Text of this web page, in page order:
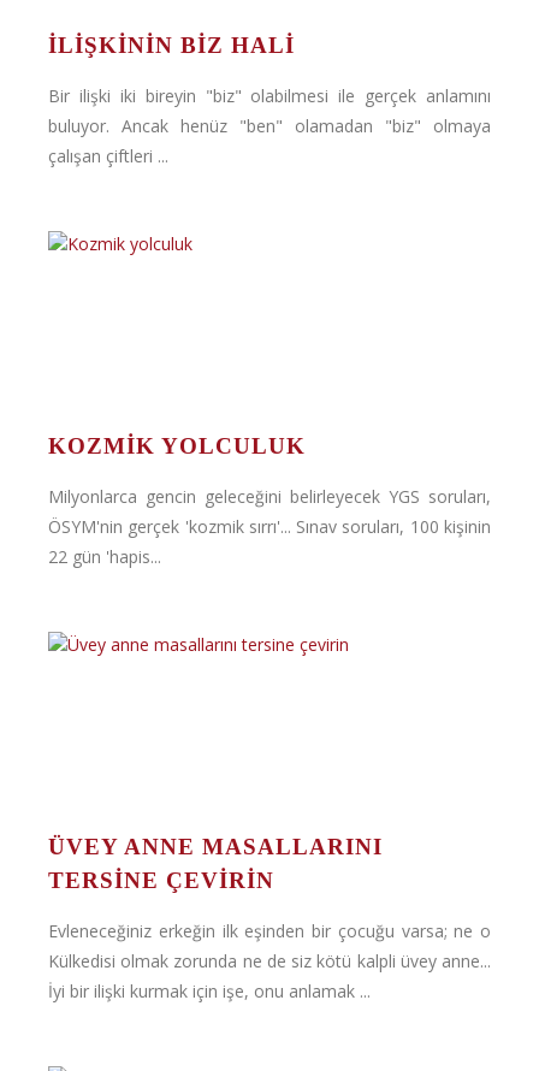
İLIŞKININ BIZ HALI
Bir ilişki iki bireyin "biz" olabilmesi ile gerçek anlamını
buluyor. Ancak henüz "ben" olamadan "biz" olmaya
çalışan çiftleri ...
KOZMIK YOLCULUK
Milyonlarca gencin geleceğini belirleyecek YGS soruları,
ÖSYM'nin gerçek 'kozmik sırrı'... Sınav soruları, 100 kişinin
22 gün 'hapis...
ÜVEY ANNE MASALLARINI
TERSINE ÇEVIRIN
Evleneceğiniz erkeğin ilk eşinden bir çocuğu varsa; ne o
Külkedisi olmak zorunda ne de siz kötü kalpli üvey anne...
İyi bir ilişki kurmak için işe, onu anlamak ...